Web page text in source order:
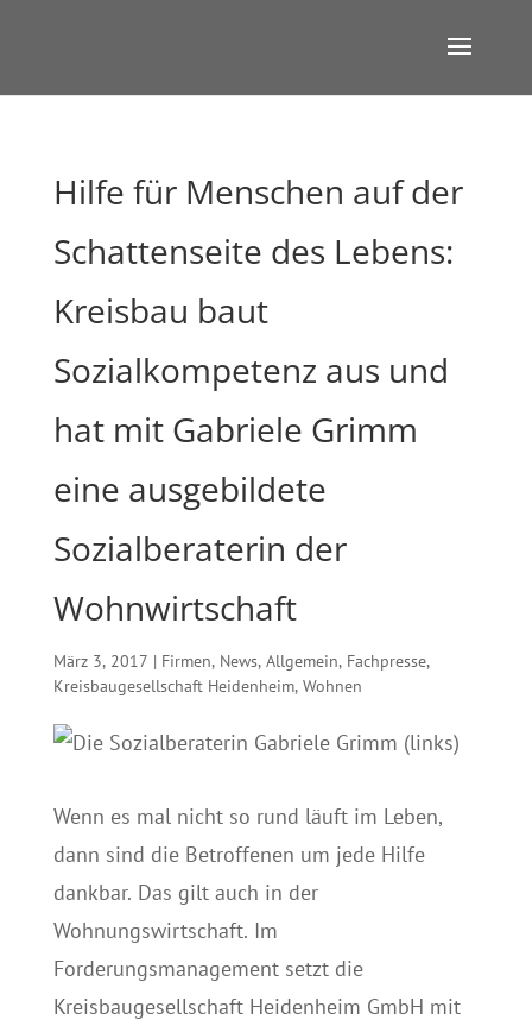
Hilfe für Menschen auf der
Schattenseite des Lebens:
Kreisbau baut
Sozialkompetenz aus und
hat mit Gabriele Grimm
eine ausgebildete
Sozialberaterin der
Wohnwirtschaft
März 3, 2017 | Firmen, News, Allgemein, Fachpresse,
Kreisbaugesellschaft Heidenheim, Wohnen
Wenn es mal nicht so rund läuft im Leben,
dann sind die Betroffenen um jede Hilfe
dankbar. Das gilt auch in der
Wohnungswirtschaft. Im
Forderungsmanagement setzt die
Kreisbaugesellschaft Heidenheim GmbH mit